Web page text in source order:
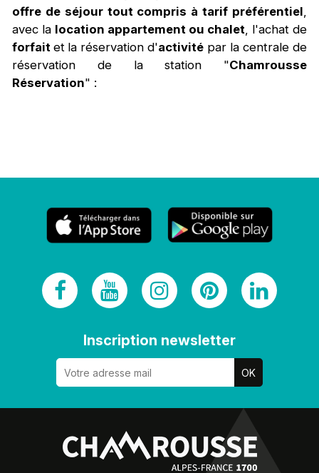
offre de séjour tout compris à tarif préférentiel,
avec la location appartement ou chalet, l'achat de
forfait et la réservation d'activitépar la centrale de
réservation de la station "Chamrousse
Réservation" :
Inscription newsletter